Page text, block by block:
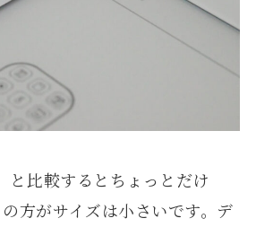
と比較するとちょっとだけ
の方がサイズは小さいです。デ